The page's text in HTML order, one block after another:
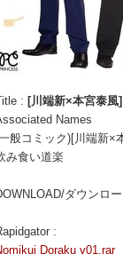
: [川端新×本宮泰
Names
般コミック)[川端新×
み食い道楽
ダウンロ
:
Doraku v01.rar